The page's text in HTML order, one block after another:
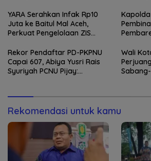
YARA Serahkan Infak Rp10
Juta ke Baitul Mal Aceh,
Perkuat Pengelolaan ZIS
Kapolda
Rekor Pendaftar PD-PKPNU
Capai 607, Abiya Yusri Rais
Syuriyah PCNU Pijay:
Wali
Rekomendasi untuk kamu